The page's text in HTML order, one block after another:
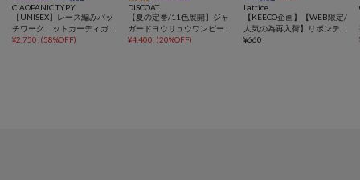
CIAOPANIC TYPY
【UNISEX】レース編みパッ
チワークニットカーディガン/
WEB限定
¥2,750 (58%OFF)
DISCOAT
【夏の定番/11色展開】ジャ
ガードヨウリュウワンピース
《WEB限定》
¥4,400 (20%OFF)
Lattice
【KEECO企画】【WEB限定/
人気の為再入荷】リボンテー
ルクリップ
¥660